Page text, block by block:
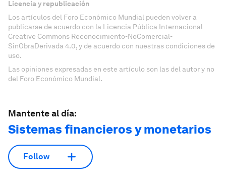
Licencia y republicación
Los artículos del Foro Económico Mundial pueden volver a
publicarse de acuerdo con la Licencia Pública Internacional
Creative Commons Reconocimiento-NoComercial-
SinObraDerivada 4.0, y de acuerdo con nuestras condiciones de
uso.
Las opiniones expresadas en este artículo son las del autor y no
del Foro Económico Mundial.
Mantente al día:
Sistemas financieros y monetarios
Follow